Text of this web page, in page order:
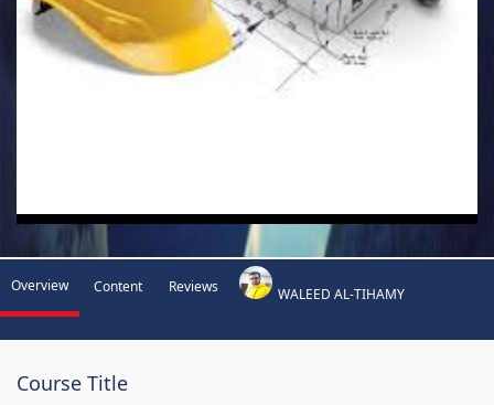
Overview Content Reviews WALEED AL-TIHAMY
Course Title